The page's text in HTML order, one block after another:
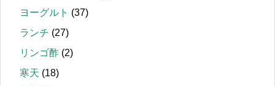
ヨーグルト (37)
ランチ (27)
リンゴ酢 (2)
寒天 (18)